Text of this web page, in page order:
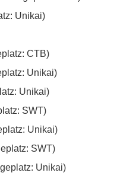
Unikai)
CTB)
Unikai)
Unikai)
SWT)
Unikai)
SWT)
Unikai)